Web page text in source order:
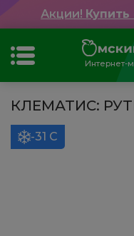
Акции! Купить
Интернет-
КЛЕМАТИС:
-31 С